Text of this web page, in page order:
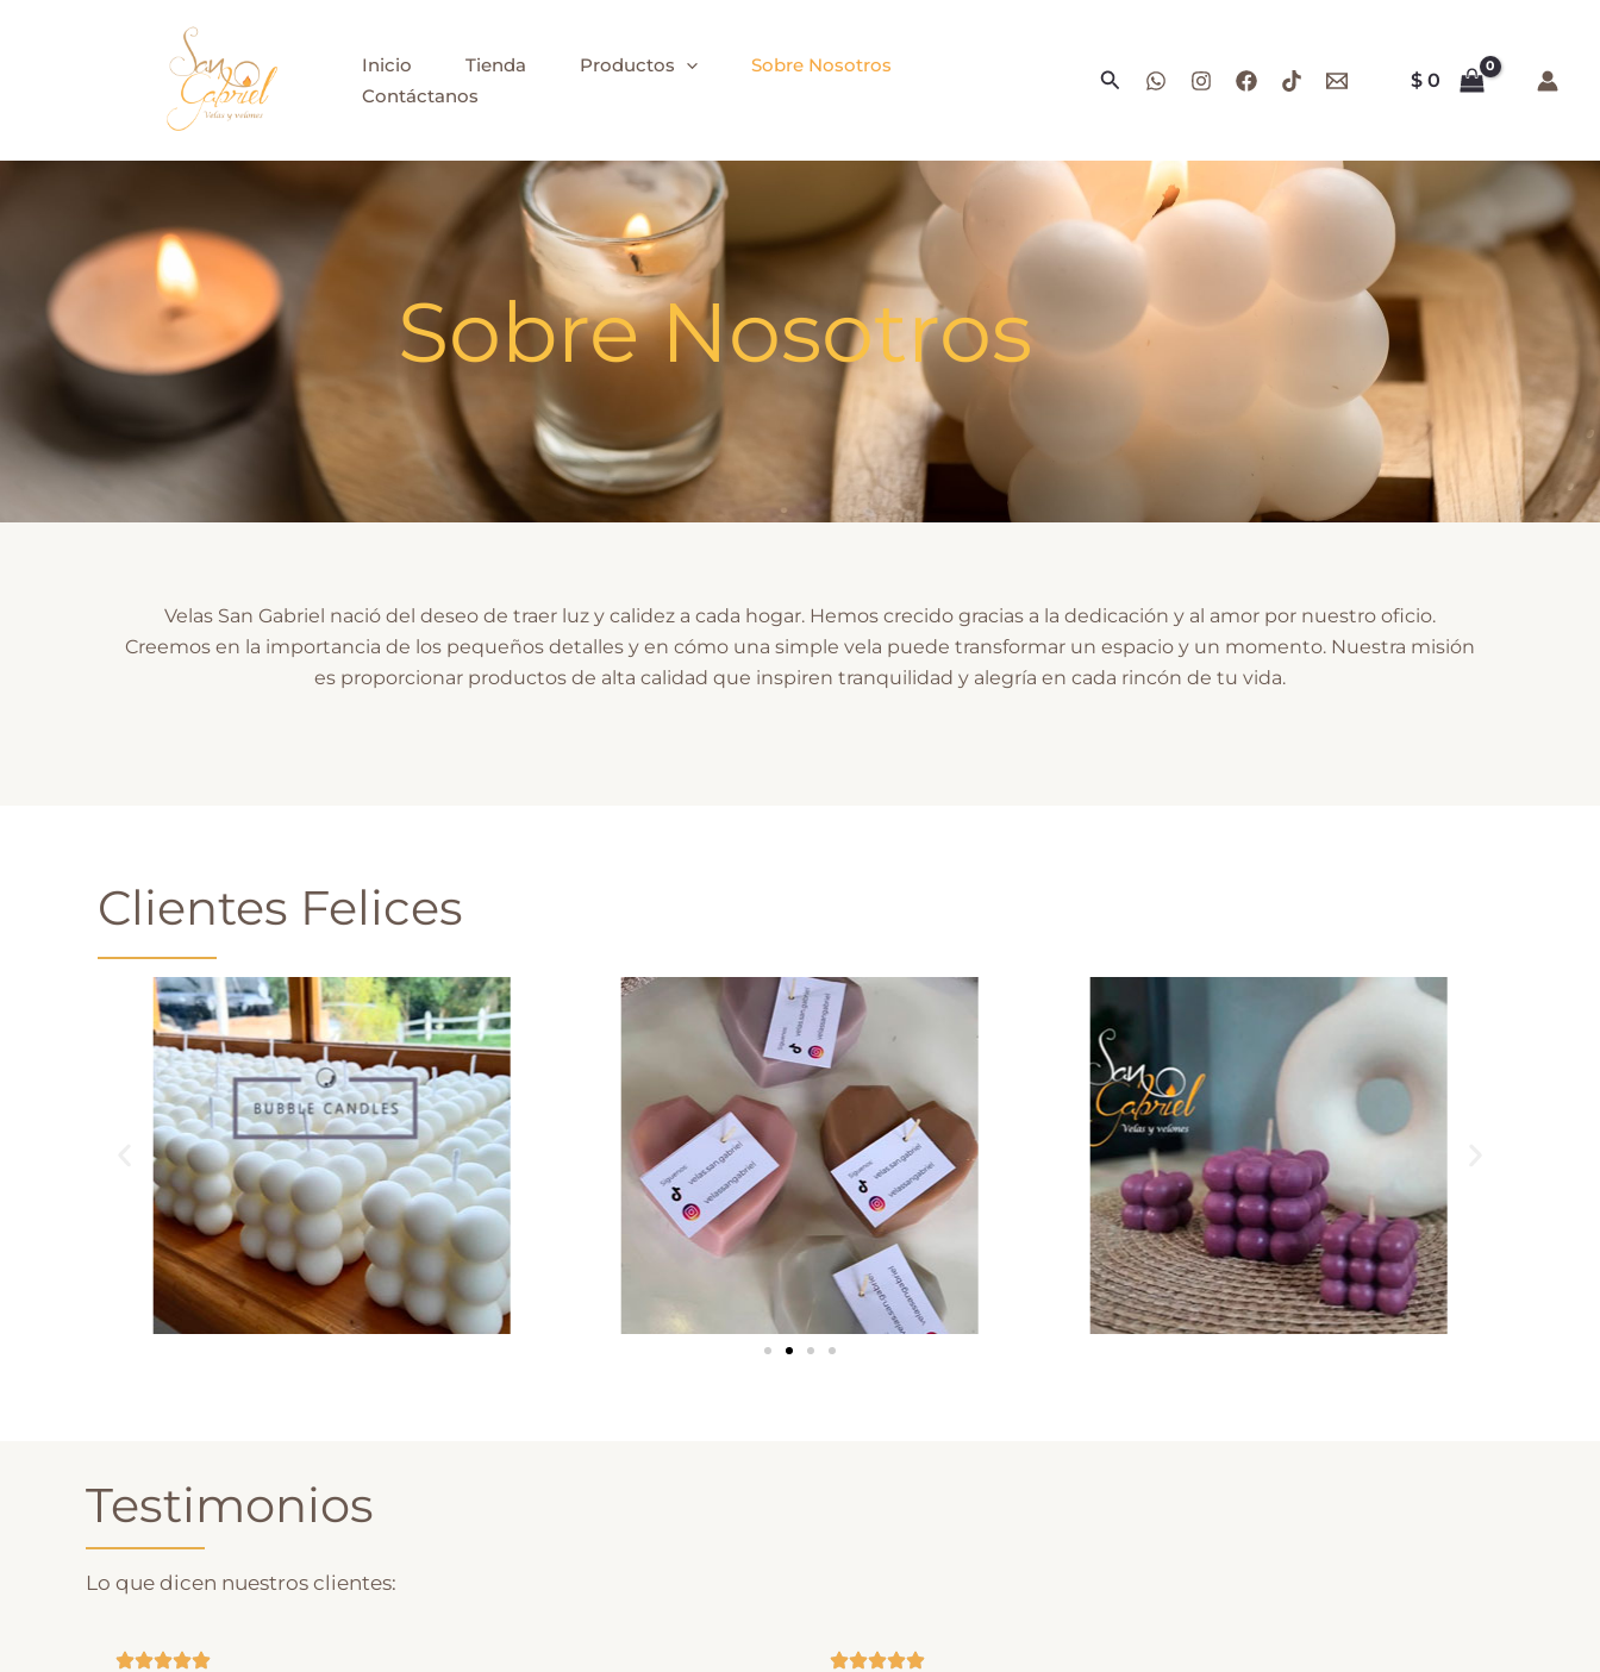
Inicio Tienda Productos
Sobre Nosotros
Contáctanos
Buscar $0
Sobre Nosotros
Velas San Gabriel nació del deseo de traer luz y calidez a cada hogar. Hemos crecido gracias a la dedicación y al amor por nuestro oficio.
Creemos en la importancia de los pequeños detalles y en cómo una simple vela puede transformar un espacio y un momento. Nuestra misión
es proporcionar productos de alta calidad que inspiren tranquilidad y alegría en cada rincón de tu vida.
Clientes Felices
Testimonios
Lo que dicen nuestros clientes: